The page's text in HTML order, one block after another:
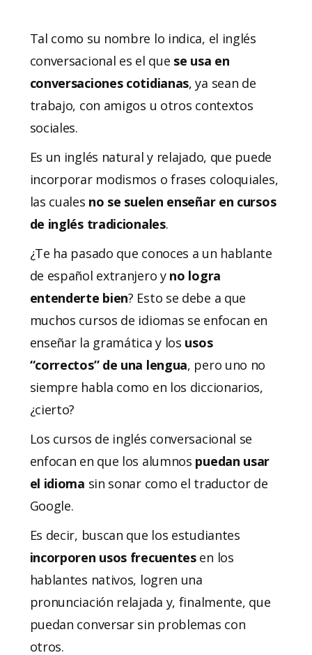
Tal como su nombre lo indica, el inglés
conversacional es el que se usa en
conversaciones cotidianas, ya sean de
trabajo, con amigos u otros contextos
sociales.
Es un inglés natural y relajado, que puede
incorporar modismos o frases coloquiales,
las cuales no se suelen enseñar en cursos
de inglés tradicionales.
¿Te ha pasado que conoces a un hablante
de español extranjero y no logra
entenderte bien? Esto se debe a que
muchos cursos de idiomas se enfocan en
enseñar la gramática y los usos
“correctos” de una lengua, pero uno no
siempre habla como en los diccionarios,
¿cierto?
Los cursos de inglés conversacional se
enfocan en que los alumnos puedan usar
el idioma sin sonar como el traductor de
Google.
Es decir, buscan que los estudiantes
incorporen usos frecuentesen los
hablantes nativos, logren una
pronunciación relajada y, finalmente, que
puedan conversar sin problemas con
otros.